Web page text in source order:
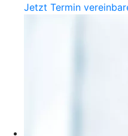
Jetzt Termin